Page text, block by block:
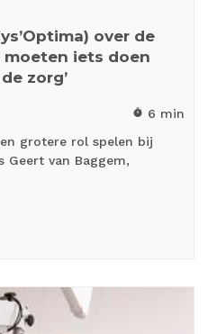
over de
moeten iets doen
zorg’
timer 6 min
grotere rol spelen bij
Geert van Baggem,